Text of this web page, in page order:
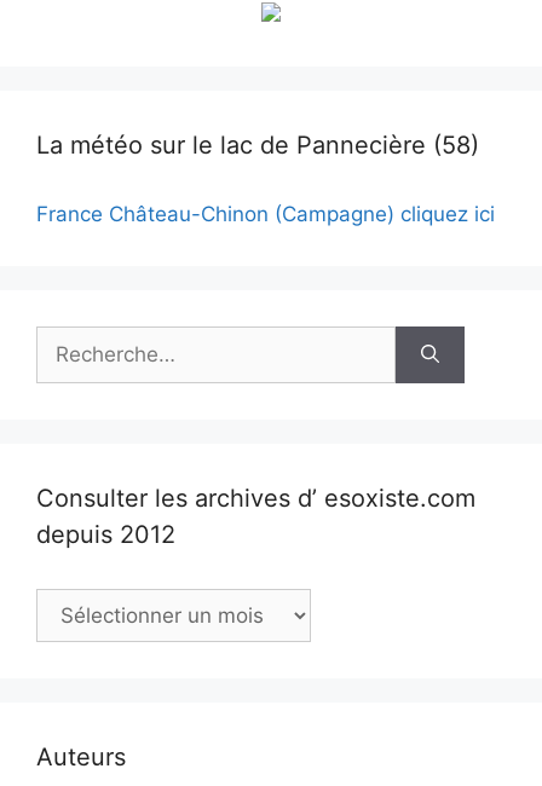
La météo sur le lac de Pannecière (58)
France Château-Chinon (Campagne) cliquez ici
Consulter les archives d’ esoxiste.com
depuis 2012
Consulter
depuis
Auteurs